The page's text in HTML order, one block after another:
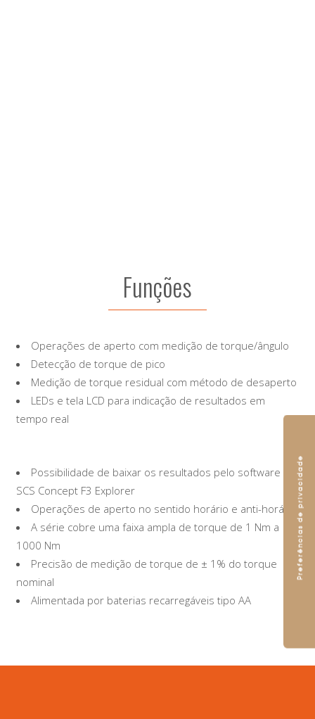
Funções
Operações de aperto com medição de torque/ângulo
Detecção de torque de pico
Medição de torque residual com método de desaperto
LEDs e tela LCD para indicação de resultados em
tempo real
Possibilidade de baixar os resultados pelo software
SCS Concept F3 Explorer
Operações de aperto no sentido horário e anti-horário
A série cobre uma faixa ampla de torque de 1 Nm a
1000 Nm
Precisão de medição de torque de ± 1% do torque
nominal
Alimentada por baterias recarregáveis tipo AA